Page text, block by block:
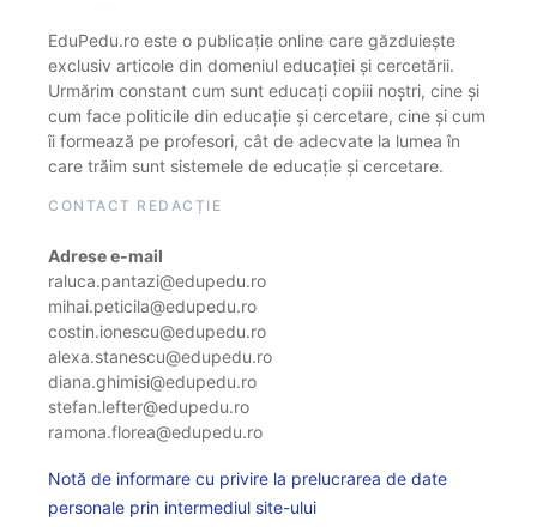
EduPedu.ro este o publicație online care găzduiește
exclusiv articole din domeniul educației și cercetării.
Urmărim constant cum sunt educați copiii noștri, cine și
cum face politicile din educație și cercetare, cine și cum
îi formează pe profesori, cât de adecvate la lumea în
care trăim sunt sistemele de educație și cercetare.
CONTACT REDACȚIE
Adrese e-mail
raluca.pantazi@edupedu.ro
mihai.peticila@edupedu.ro
costin.ionescu@edupedu.ro
alexa.stanescu@edupedu.ro
diana.ghimisi@edupedu.ro
stefan.lefter@edupedu.ro
ramona.florea@edupedu.ro
Notă de informare cu privire la prelucrarea de date
personale prin intermediul site-ului